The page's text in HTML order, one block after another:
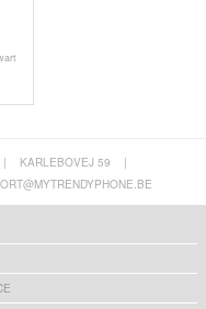
| KARLEBOVEJ 59
|